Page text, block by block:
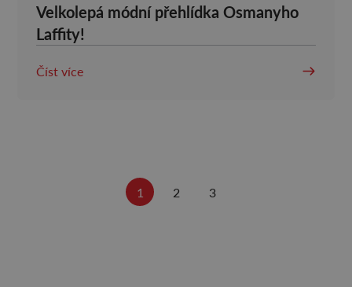
Velkolepá módní přehlídka Osmanyho
Laffity!
Číst více
1 2 3